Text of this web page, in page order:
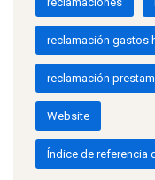
reclamación gastos
reclamación
Website
Índice de referencia